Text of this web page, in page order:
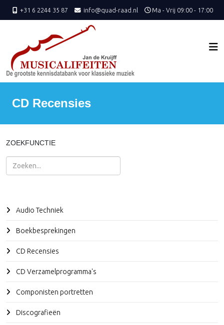
+31 6 2244 35 87 info@quad-raad.nl Ma - Vrij 09:00 - 17:00
CD Recensies
ZOEKFUNCTIE
Zoeken
Audio Techniek
Boekbesprekingen
CD Recensies
CD Verzamelprogramma's
Componisten portretten
Discografieën